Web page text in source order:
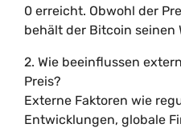
0 erreicht. Obwohl der
behält der Bitcoin seinen
2. Wie beeinflussen
Preis?
Externe Faktoren wie
Entwicklungen, globale